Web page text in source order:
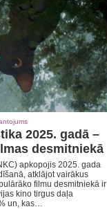
2025. gadā –
desmitniekā
apkopojis 2025. gada
atklājot vairākus
filmu desmitniekā ir
kino tirgus daļa
un, kas…